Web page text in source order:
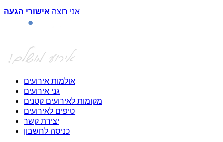
אני רוצה אישורי הגעה
אולמות אירועים
גני אירועים
מקומות לאירועים קטנים
טיפים לאירועים
יצירת קשר
כניסה לחשבון